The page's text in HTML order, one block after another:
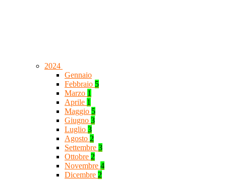
2024
Gennaio
Febbraio 5
Marzo 1
Aprile 1
Maggio 5
Giugno 3
Luglio 3
Agosto 2
Settembre 3
Ottobre 2
Novembre 4
Dicembre 2